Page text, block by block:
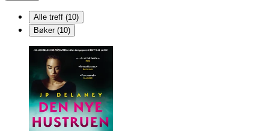
Alle treff (10)
Bøker (10)